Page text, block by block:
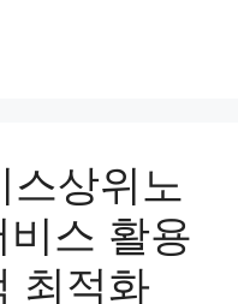
상위노
스 활용
최적화